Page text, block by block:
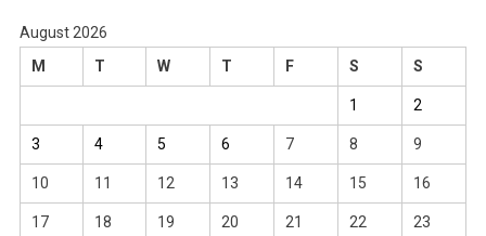
August 2026
M
T W T F S S
1 2
3 4 5 6 7 8 9
10 11 12 13 14 15 16
17 18 19 20 21 22 23